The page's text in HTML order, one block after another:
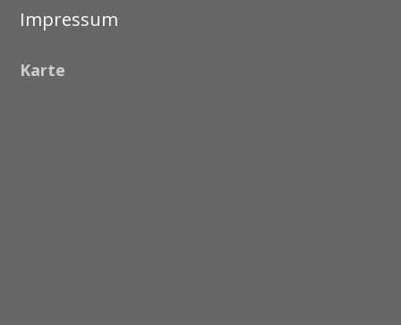
Impressum
Karte